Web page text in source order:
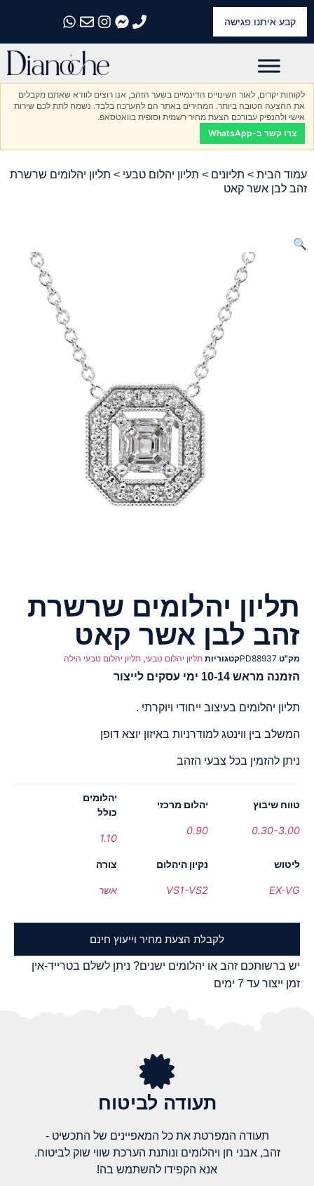
קבע איתנו פגישה
התקשרו אלינו
התקשרו אלינו
התקשרו אלינו
התקשרו אלינו
התקשרו אלינו
לקוחות יקרים, לאור השינויים הדינמיים בשער הזהב, אנו רוצים לוודא שאתם מקבלים
את ההצעה הטובה ביותר. המחירים באתר הם להערכה בלבד. נשמח לתת לכם שירות
אישי ולהנפיק עבורכם הצעת מחיר רשמית וסופית בוואטסאפ.
צרו קשר ב-WhatsApp
עמוד הבית > תליונים > תליון יהלום טבעי > תליון יהלומים שרשרת
זהב לבן אשר קאט
🔍
תליון יהלומים שרשרת
זהב לבן אשר קאט
מק"ט PD88937קטגוריות תליון יהלום טבעי, תליון יהלום טבעי הילה
הזמנה מראש 10-14 ימי עסקים לייצור
תליון יהלומים בעיצוב ייחודי ויוקרתי .
המשלב בין ווינטג למודרניות באיזון יוצא דופן
ניתן להזמין בכל צבעי הזהב
טווח שיבוץ
0.30-3.00
יהלום מרכזי
0.90
יהלומים
כולל
1.10
ליטוש
EX-VG
נקיון היהלום
VS1-VS2
צורה
אשר
לקבלת הצעת מחיר וייעוץ חינם
יש ברשותכם זהב או יהלומים ישנים? ניתן לשלם בטרייד-אין
זמן ייצור עד 7 ימים
תעודה לביטוח
תעודה המפרטת את כל המאפיינים של התכשיט -
זהב, אבני חן ויהלומים ונותנת הערכת שווי שוק לביטוח.
אנא הקפידו להשתמש בה!